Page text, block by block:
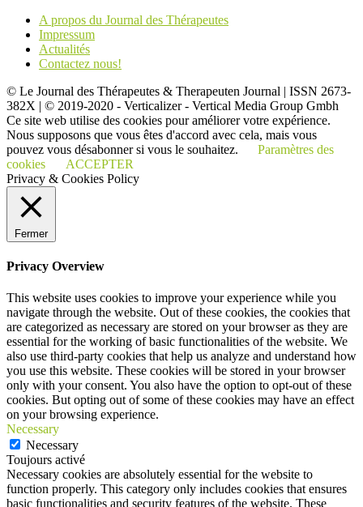
A propos du Journal des Thérapeutes
Impressum
Actualités
Contactez nous!
© Le Journal des Thérapeutes & Therapeuten Journal | ISSN 2673-
382X | © 2019-2020 - Verticalizer - Vertical Media Group Gmbh
Ce site web utilise des cookies pour améliorer votre expérience.
Nous supposons que vous êtes d'accord avec cela, mais vous
pouvez vous désabonner si vous le souhaitez.
Paramètres des
cookies
ACCEPTER
Privacy & Cookies Policy
Fermer
Privacy Overview
This website uses cookies to improve your experience while you
navigate through the website. Out of these cookies, the cookies that
are categorized as necessary are stored on your browser as they are
essential for the working of basic functionalities of the website. We
also use third-party cookies that help us analyze and understand how
you use this website. These cookies will be stored in your browser
only with your consent. You also have the option to opt-out of these
cookies. But opting out of some of these cookies may have an effect
on your browsing experience.
Necessary
Necessary
Toujours activé
Necessary cookies are absolutely essential for the website to
function properly. This category only includes cookies that ensures
basic functionalities and security features of the website. These